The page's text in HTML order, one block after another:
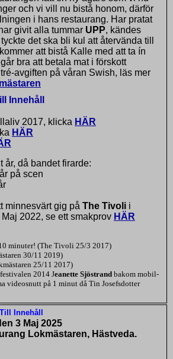
och vi vill nu bistå honom, därför
i hans restaurang. Har pratat
givit alla tummar UPP, kändes
det ska bli kul att återvända till
att bistå Kalle med att ta ín
bra att betala mat i förskott
avgiften på våran Swish, läs mer
Innehåll
2017, klicka HÄR
HÄR
år, då bandet firarde:
på scen
minnesvärt gig på The Tivoli i
2022, se ett smakprov HÄR
minuter! (The Tivoli 25/3 2017)
30/11 2019)
25/11 2017)
2014 Jeanette Sjöstrand bakom mobil-
videosnutt på 1 minut då Tin Josefsdotter
Till Innehåll
3 Maj 2025
Lokmästaren, Hästveda.